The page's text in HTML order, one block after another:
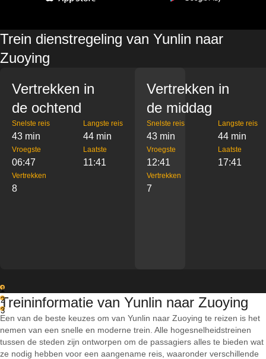
Trein dienstregeling van Yunlin naar
Zuoying
Vertrekken in
de ochtend
Snelste reis
43 min
Langste reis
44 min
Vroegste
06:47
Laatste
11:41
Vertrekken
8
Vertrekken in
de middag
Snelste reis
43 min
Langste reis
44 min
Vroegste
12:41
Laatste
17:41
Vertrekken
7
1
2
3
Treininformatie van Yunlin naar Zuoying
Een van de beste keuzes om van Yunlin naar Zuoying te reizen is het
nemen van een snelle en moderne trein. Alle hogesnelheidstreinen
tussen de steden zijn ontworpen om de passagiers alles te bieden wat
ze nodig hebben voor een aangename reis, waaronder verschillende